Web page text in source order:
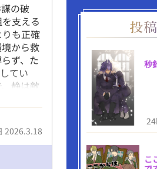
の破
支える
も正確
から救
ず、た
てい
静は敵
、静を
「お
慣れて
れ、理解
らも、
2026.3.18
秒
こ